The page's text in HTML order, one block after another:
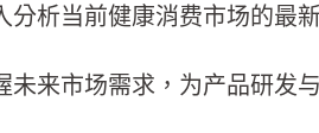
析当前健康消费市场的
来市场需求，为产品研发